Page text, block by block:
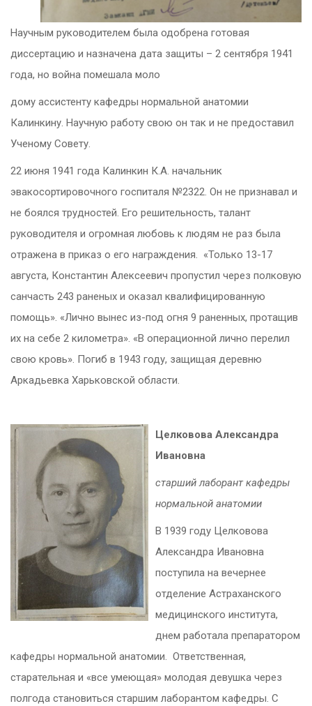
Научным руководителем была одобрена готовая
диссертацию и назначена дата защиты – 2 сентября 1941
года, но война помешала моло
дому ассистенту кафедры нормальной анатомии
Калинкину. Научную работу свою он так и не предоставил
Ученому Совету.
22 июня 1941 года Калинкин К.А. начальник
эвакосортировочного госпиталя №2322. Он не признавал и
не боялся трудностей. Его решительность, талант
руководителя и огромная любовь к людям не раз была
отражена в приказ о его награждения. «Только 13-17
августа, Константин Алексеевич пропустил через полковую
санчасть 243 раненых и оказал квалифицированную
помощь». «Лично вынес из-под огня 9 раненных, протащив
их на себе 2 километра». «В операционной лично перелил
свою кровь». Погиб в 1943 году, защищая деревню
Аркадьевка Харьковской области.
Целковова Александра
Ивановна
старший лаборант кафедры
нормальной анатомии
В 1939 году Целковова
Александра Ивановна
поступила на вечернее
отделение Астраханского
медицинского института,
днем работала препаратором
кафедры нормальной анатомии. Ответственная,
старательная и «все умеющая» молодая девушка через
полгода становиться старшим лаборантом кафедры. С